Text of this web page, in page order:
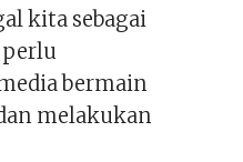
kita sebagai
bermain
melakukan